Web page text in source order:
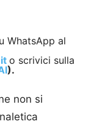
WhatsApp al
o scrivici sulla
).
non si